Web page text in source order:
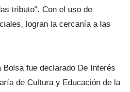
tributo". Con el uso de
logran la cercanía a las
fue declarado De Interés
de Cultura y Educación de la